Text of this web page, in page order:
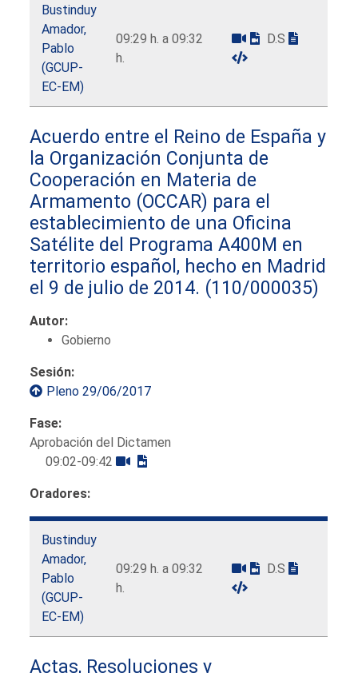
Bustinduy
Amador,
Pablo
(GCUP-
EC-EM)
09:29 h. a 09:32
h.
D.S
Acuerdo entre el Reino de España y
la Organización Conjunta de
Cooperación en Materia de
Armamento (OCCAR) para el
establecimiento de una Oficina
Satélite del Programa A400M en
territorio español, hecho en Madrid
el 9 de julio de 2014. (110/000035)
Autor:
Gobierno
Sesión:
Pleno 29/06/2017
Fase:
Aprobación del Dictamen
09:02-09:42
Oradores:
Bustinduy
Amador,
Pablo
(GCUP-
EC-EM)
09:29 h. a 09:32
h.
D.S
Actas, Resoluciones y